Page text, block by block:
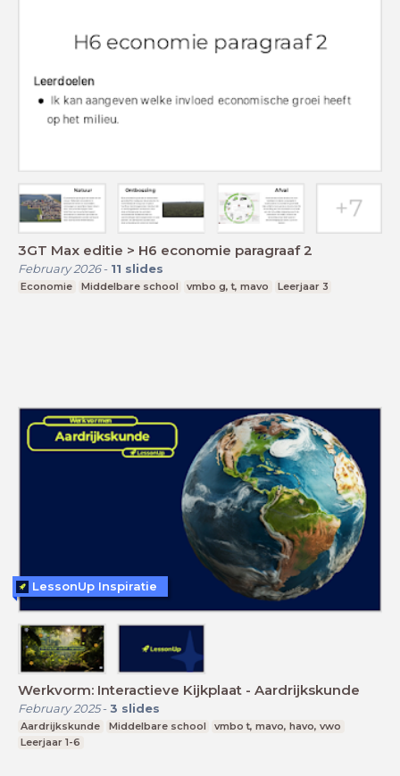
3GT Max editie > H6 economie paragraaf 2
February 2026- 11 slides
Economie Middelbare school vmbo g, t, mavo Leerjaar 3
Werkvorm: Interactieve Kijkplaat - Aardrijkskunde
February 2025- 3 slides
Aardrijkskunde Middelbare school
vmbo t, mavo, havo, vwo
Leerjaar 1-6
LessonUp Inspiratie